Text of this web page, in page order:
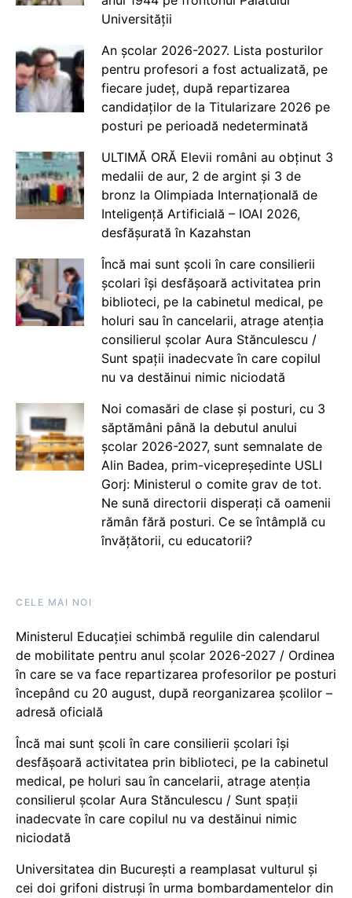
Universității
An școlar 2026-2027. Lista posturilor
pentru profesori a fost actualizată, pe
fiecare județ, după repartizarea
candidaților de la Titularizare 2026 pe
posturi pe perioadă nedeterminată
ULTIMĂ ORĂ Elevii români au obținut 3
medalii de aur, 2 de argint și 3 de
bronz la Olimpiada Internațională de
Inteligență Artificială – IOAI 2026,
desfășurată în Kazahstan
Încă mai sunt școli în care consilierii
școlari își desfășoară activitatea prin
biblioteci, pe la cabinetul medical, pe
holuri sau în cancelarii, atrage atenția
consilierul școlar Aura Stănculescu /
Sunt spații inadecvate în care copilul
nu va destăinui nimic niciodată
Noi comasări de clase și posturi, cu 3
săptămâni până la debutul anului
școlar 2026-2027, sunt semnalate de
Alin Badea, prim-vicepreședinte USLI
Gorj: Ministerul o comite grav de tot.
Ne sună directorii disperați că oamenii
rămân fără posturi. Ce se întâmplă cu
învățătorii, cu educatorii?
CELE MAI NOI
Ministerul Educației schimbă regulile din calendarul
de mobilitate pentru anul școlar 2026-2027 / Ordinea
în care se va face repartizarea profesorilor pe posturi
începând cu 20 august, după reorganizarea școlilor –
adresă oficială
Încă mai sunt școli în care consilierii școlari își
desfășoară activitatea prin biblioteci, pe la cabinetul
medical, pe holuri sau în cancelarii, atrage atenția
consilierul școlar Aura Stănculescu / Sunt spații
inadecvate în care copilul nu va destăinui nimic
niciodată
Universitatea din București a reamplasat vulturul și
cei doi grifoni distruși în urma bombardamentelor din